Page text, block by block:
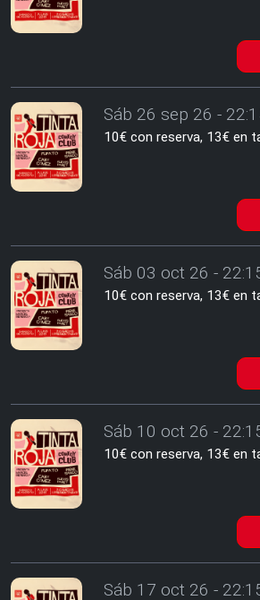
Sáb 26 sep 26 -
10€ con reserva, 13€ en
Sáb 03 oct 26 -
10€ con reserva, 13€ en
Sáb 10 oct 26 -
10€ con reserva, 13€ en
Sáb 17 oct 26 -